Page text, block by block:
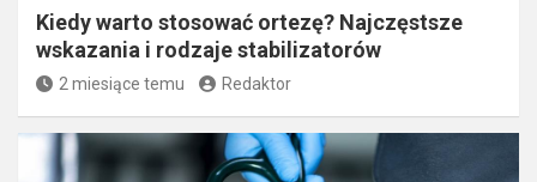
Kiedy warto stosować ortezę? Najczęstsze
wskazania i rodzaje stabilizatorów
2 miesiące temu Redaktor